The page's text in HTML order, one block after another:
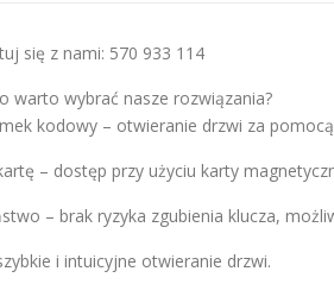
się z nami: 570 933 114
warto wybrać nasze rozwiązania?
kodowy – otwieranie drzwi za
– dostęp przy użyciu karty
– brak ryzyka zgubienia klucza,
i intuicyjne otwieranie drzwi.